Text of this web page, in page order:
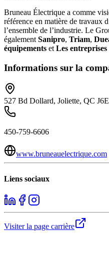
Bruneau Électrique a comme
référence en matière de travaux
l’ensemble de l’industrie. Le
également Sanipro, Triam,
équipements et Les
Informations sur la
527 Bd Dollard, Joliette, QC
450-759-6606
www.bruneauelectrique.com
Liens sociaux
Visiter la page carrière